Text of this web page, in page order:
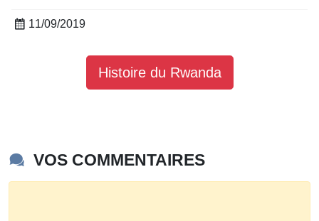
11/09/2019
Histoire du Rwanda
VOS COMMENTAIRES